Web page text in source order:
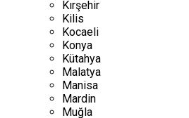
Kırşehir
Kilis
Kocaeli
Konya
Kütahya
Malatya
Manisa
Mardin
Muğla